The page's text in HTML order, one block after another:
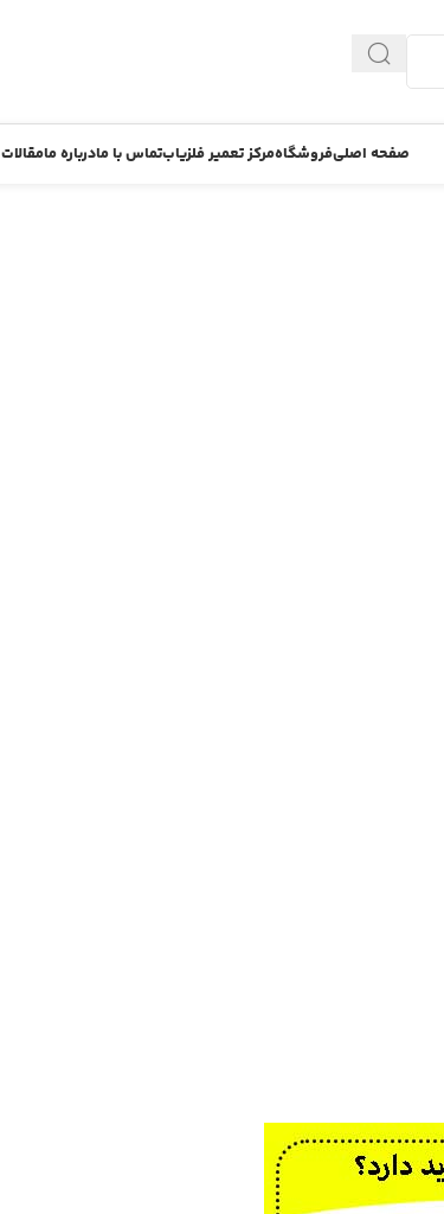
صفحه اصلیفروشگاهمرکز تعمیر فلزیابتماس با مادرباره مامقالات